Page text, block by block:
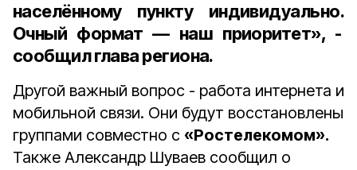
населённому пункту индивидуально.
Очный формат — наш приоритет», -
сообщил глава региона.
Другой важный вопрос - работа интернета и
мобильной связи. Они будут восстановлены
группами совместно с «Ростелекомом».
Также Александр Шуваев сообщил о